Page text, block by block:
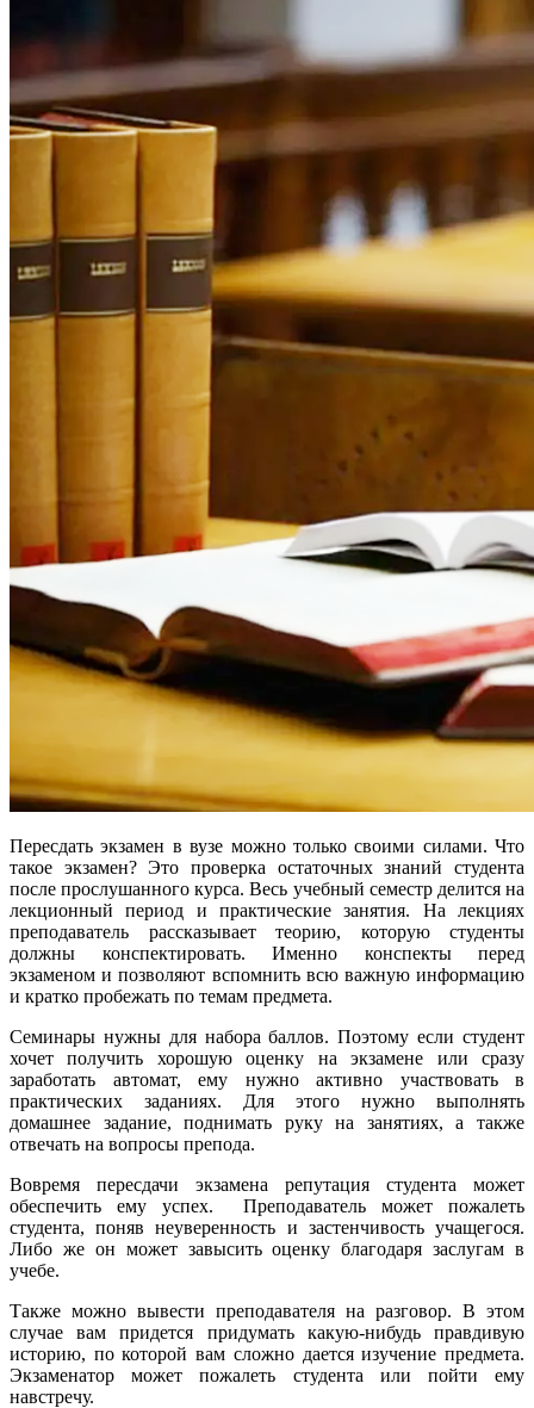
Пересдать экзамен в вузе можно только своими силами. Что
такое экзамен? Это проверка остаточных знаний студента
после прослушанного курса. Весь учебный семестр делится на
лекционный период и практические занятия. На лекциях
преподаватель рассказывает теорию, которую студенты
должны конспектировать. Именно конспекты перед
экзаменом и позволяют вспомнить всю важную информацию
и кратко пробежать по темам предмета.
Семинары нужны для набора баллов. Поэтому если студент
хочет получить хорошую оценку на экзамене или сразу
заработать автомат, ему нужно активно участвовать в
практических заданиях. Для этого нужно выполнять
домашнее задание, поднимать руку на занятиях, а также
отвечать на вопросы препода.
Вовремя пересдачи экзамена репутация студента может
обеспечить ему успех. Преподаватель может пожалеть
студента, поняв неуверенность и застенчивость учащегося.
Либо же он может завысить оценку благодаря заслугам в
учебе.
Также можно вывести преподавателя на разговор. В этом
случае вам придется придумать какую-нибудь правдивую
историю, по которой вам сложно дается изучение предмета.
Экзаменатор может пожалеть студента или пойти ему
навстречу.